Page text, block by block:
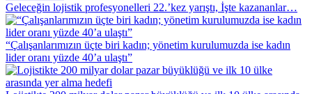
Geleceğin lojistik profesyonelleri 22.’kez yarıştı, İşte kazananlar…
“Çalışanlarımızın üçte biri kadın; yönetim kurulumuzda ise kadın
lider oranı yüzde 40’a ulaştı”